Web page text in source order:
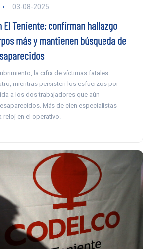
03-08-2025
El Teniente: confirman hallazgo
más y mantienen búsqueda de
la cifra de víctimas fatales
mientras persisten los esfuerzos por
a los dos trabajadores que aún
Más de cien especialistas
reloj en el operativo.